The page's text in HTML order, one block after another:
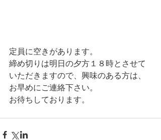
定員に空きがあります。
締め切りは明日の夕方１８時とさせて
いただきますので、興味のある方は、
お早めにご連絡下さい。
お待ちしております。